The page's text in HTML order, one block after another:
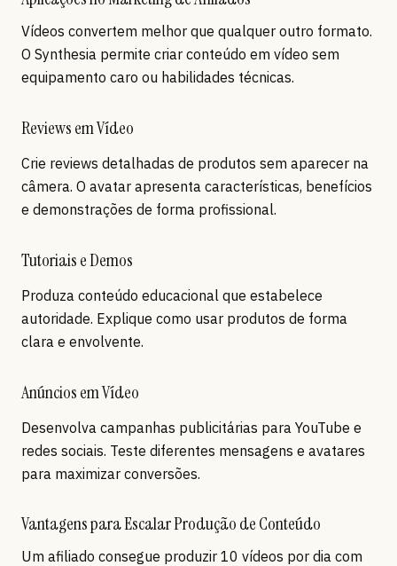
Vídeos convertem melhor que qualquer outro formato.
O Synthesia permite criar conteúdo em vídeo sem
equipamento caro ou habilidades técnicas.
Reviews em Vídeo
Crie reviews detalhadas de produtos sem aparecer na
câmera. O avatar apresenta características, benefícios
e demonstrações de forma profissional.
Tutoriais e Demos
Produza conteúdo educacional que estabelece
autoridade. Explique como usar produtos de forma
clara e envolvente.
Anúncios em Vídeo
Desenvolva campanhas publicitárias para YouTube e
redes sociais. Teste diferentes mensagens e avatares
para maximizar conversões.
Vantagens para Escalar Produção de Conteúdo
Um afiliado consegue produzir 10 vídeos por dia com